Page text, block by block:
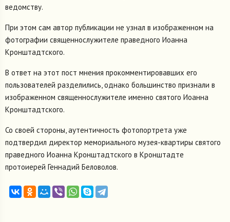
ведомству.
При этом сам автор публикации не узнал в изображенном на
фотографии священнослужителе праведного Иоанна
Кронштадтского.
В ответ на этот пост мнения прокомментировавших его
пользователей разделились, однако большинство признали в
изображенном священнослужителе именно святого Иоанна
Кронштадтского.
Со своей стороны, аутентичность фотопортрета уже
подтвердил директор мемориального музея-квартиры святого
праведного Иоанна Кронштадтского в Кронштадте
протоиерей Геннадий Беловолов.